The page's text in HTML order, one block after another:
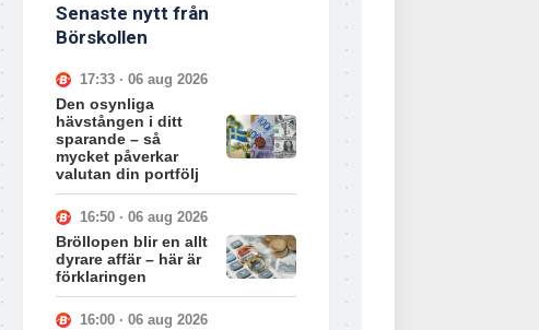
Senaste nytt från
Börskollen
17:33 · 06 aug 2026
Den osynliga
hävstången i ditt
sparande – så
mycket påverkar
valutan din portfölj
16:50 · 06 aug 2026
Bröllopen blir en allt
dyrare affär – här är
förklaringen
16:00 · 06 aug 2026